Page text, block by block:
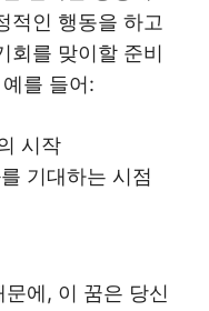
적인 행동을 하고
회를 맞이할 준비
를 들어:
시작
기대하는 시점
에, 이 꿈은 당신